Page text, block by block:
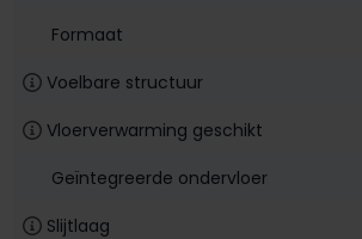
Formaat
Voelbare structuur
Vloerverwarming geschikt
Geïntegreerde ondervloer
Slijtlaag